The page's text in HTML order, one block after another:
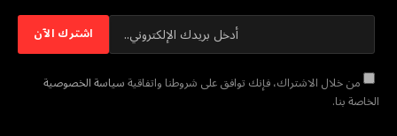
من خلال الاشتراك، فإنك توافق على شروطنا واتفاقيةسياسة الخصوصية
الخاصة بنا.